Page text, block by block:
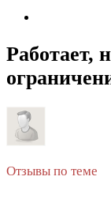
Работает,
Отзывы по теме